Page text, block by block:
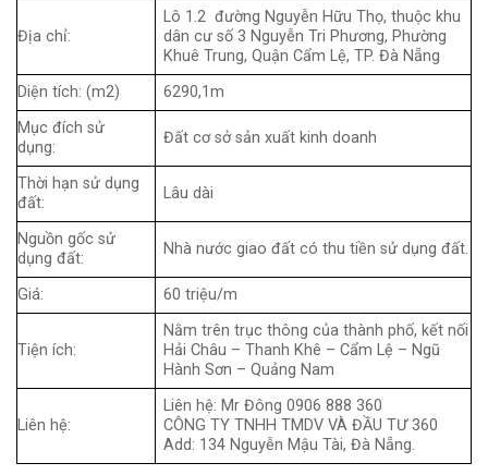
Địa chỉ:
Lô 1.2 đường Nguyễn Hữu Thọ, thuộc khu
dân cư số 3 Nguyễn Tri Phương, Phường
Khuê Trung, Quận Cẩm Lệ, TP. Đà Nẵng
Diện tích: (m2)
6290,1m
Mục đích sử
dụng:
Đất cơ sở sản xuất kinh doanh
Thời hạn sử dụng
đất:
Lâu dài
Nguồn gốc sử
dụng đất:
Nhà nước giao đất có thu tiền sử dụng đất.
Giá: 60 triệu/m
Tiện ích:
Nằm trên trục thông của thành phố, kết nối
Hải Châu – Thanh Khê – Cẩm Lệ – Ngũ
Hành Sơn – Quảng Nam
Liên hệ:
Liên hệ: Mr Đông 0906 888 360
CÔNG TY TNHH TMDV VÀ ĐẦU TƯ 360
Add: 134 Nguyễn Mậu Tài, Đà Nẵng.